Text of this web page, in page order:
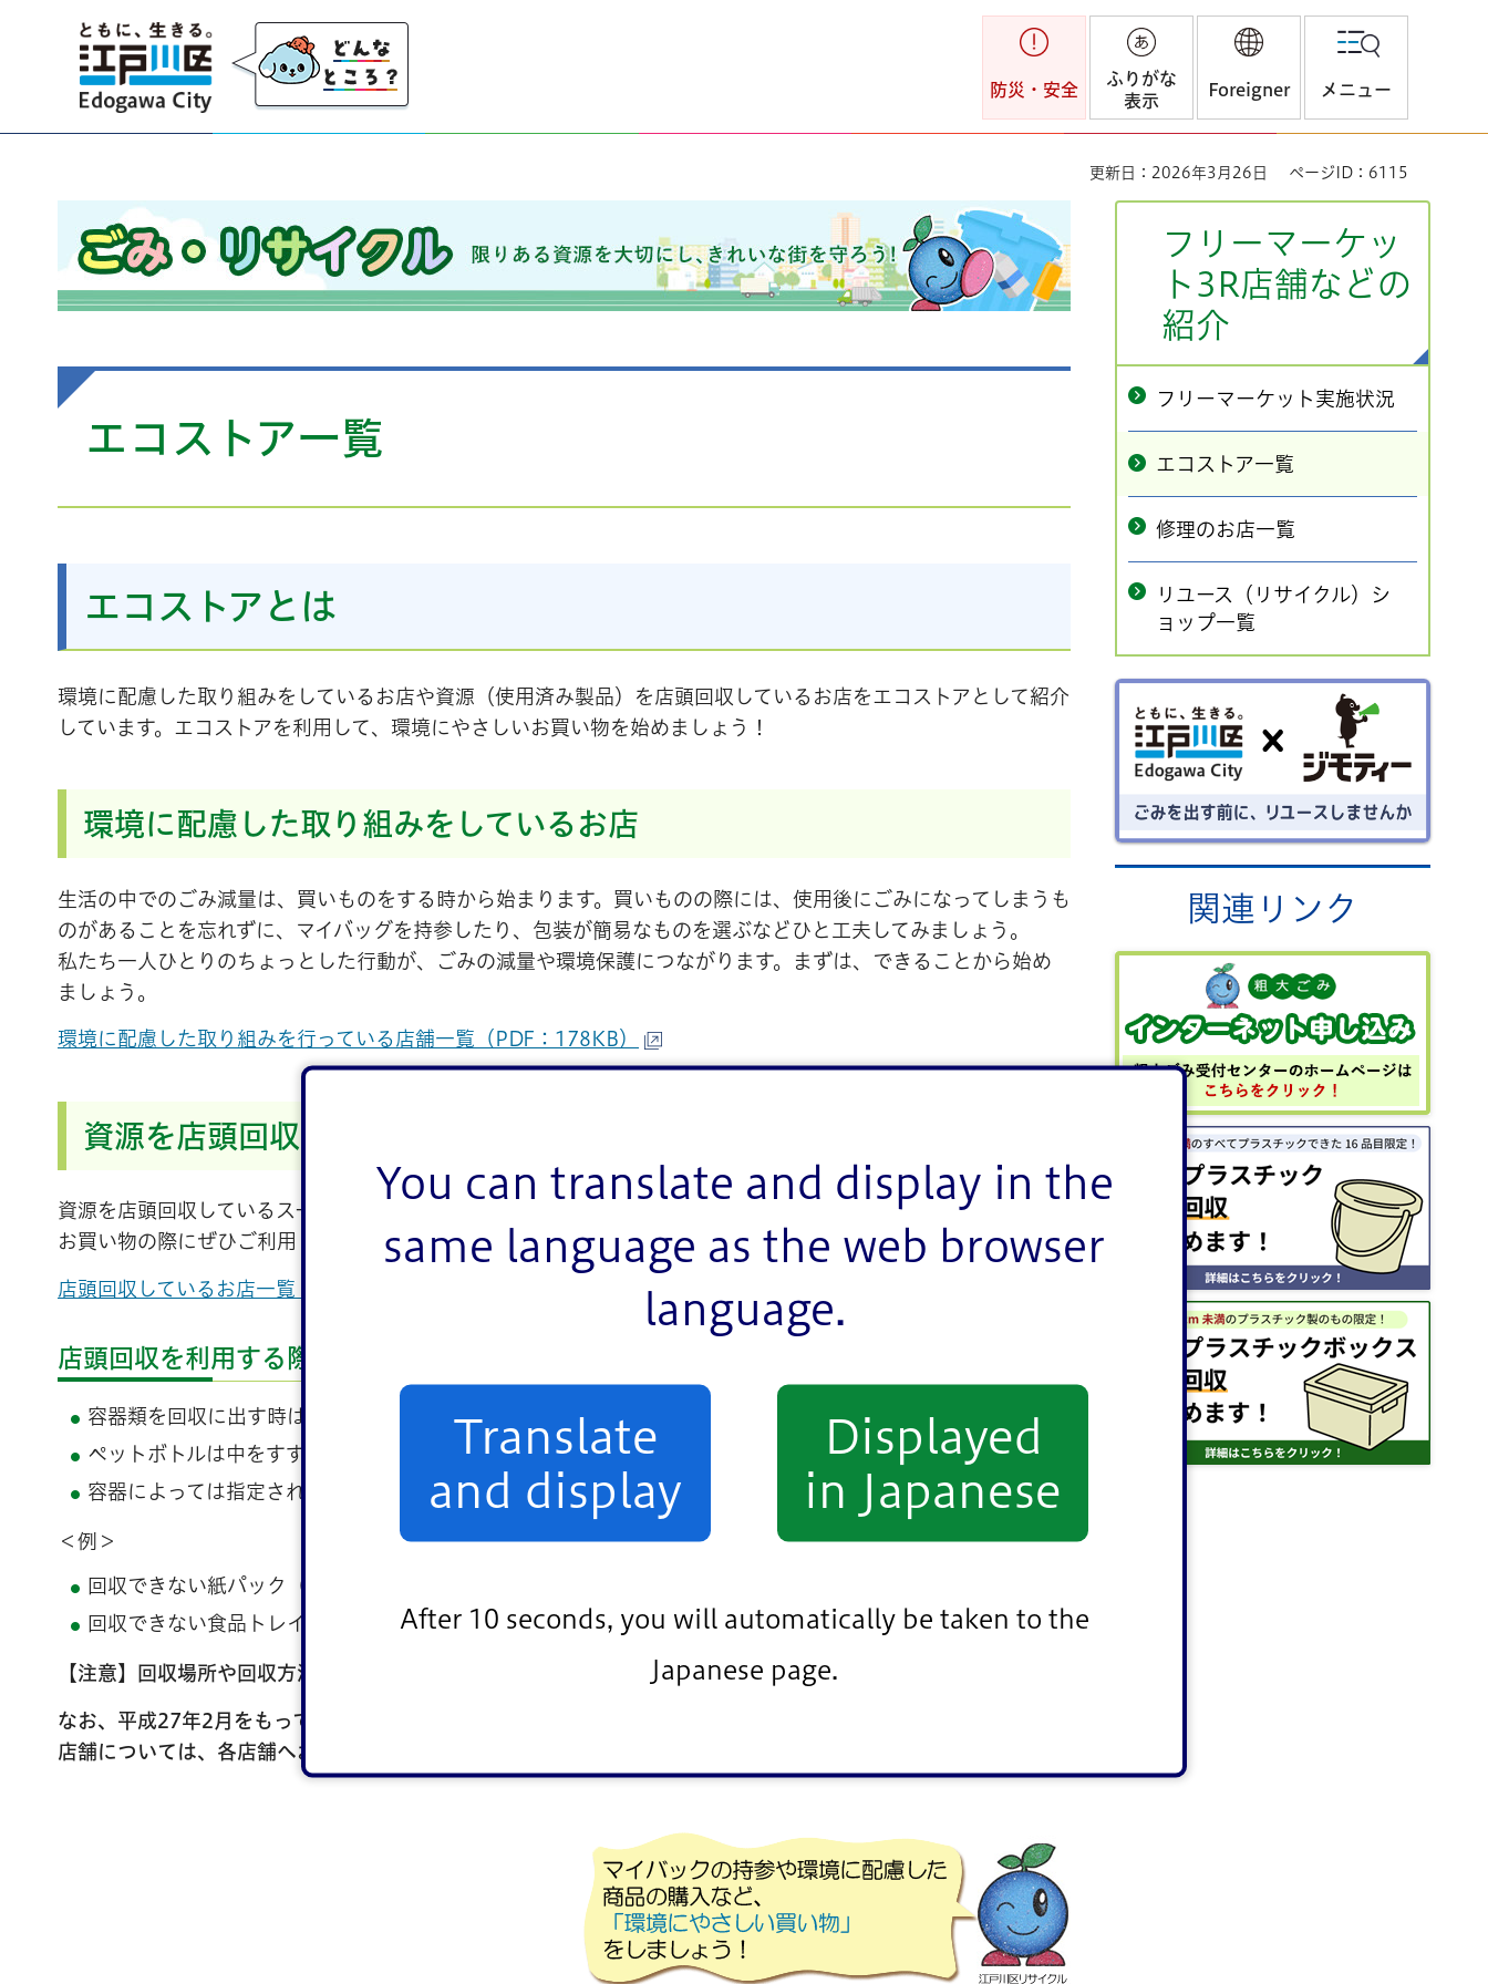
You can translate and display in the
same language as the web browser
language.
Translate
and display
Displayed
in Japanese
After 10 seconds, you will automatically be taken to the
Japanese page.
江戸川区
防災・安全
ふりがな
表示
Foreigner メニュー
更新日：2026年3月26日 ページID：6115
ごみ・リサイクル 限りのある資源を大切にし、きれいな街を守ろう！
エコストア一覧
エコストアとは
環境に配慮した取り組みをしているお店や資源（使用済み製品）を店頭回収しているお店をエコストアとして紹介
しています。エコストアを利用して、環境にやさしいお買い物を始めましょう！
環境に配慮した取り組みをしているお店
生活の中でのごみ減量は、買いものをする時から始まります。買いものの際には、使用後にごみになってしまうも
のがあることを忘れずに、マイバッグを持参したり、包装が簡易なものを選ぶなどひと工夫してみましょう。
私たち一人ひとりのちょっとした行動が、ごみの減量や環境保護につながります。まずは、できることから始め
ましょう。
環境に配慮した取り組みを行っている店舗一覧（PDF：178KB）
資源を店頭回収しているお店
資源を店頭回収しているスーパーマーケットなどをご紹介しています。
お買い物の際にぜひご利用ください。
店頭回収しているお店一覧（PDF：189KB）
店頭回収を利用する際の注意
容器類を回収に出す時は、必ず洗って汚れをとりましょう。
ペットボトルは中をすすいでキャップとラベルをとってつぶして出しましょう。
容器によっては指定されたもの以外は回収できない場合があります。
＜例＞
回収できない紙パック（内側がアルミのもの、未漂白のものなど）
回収できない食品トレイ（カップめんや納豆の容器、発泡スチロール以外のものなど）
【注意】回収場所や回収方法、回収できるものとできないものなど、詳しいことは各店舗でご確認ください。
なお、平成27年2月をもって区のペットボトル店頭回収事業は廃止となりました。廃止後も独自に回収を継続する
店舗については、各店舗へお問い合わせいただくか同ページ内の「店頭回収一覧表」をご確認ください。
フリーマーケッ
ト3R店舗などの
紹介
フリーマーケット実施状況
エコストア一覧
修理のお店一覧
リユース（リサイクル）シ
ョップ一覧
ごみを出す前にリユースしません
か？
関連リンク